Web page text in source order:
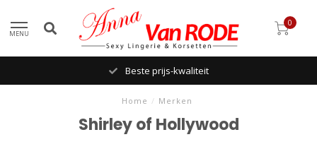
MENU
0
Beste prijs-kwaliteit
Home / Merken
Shirley of Hollywood